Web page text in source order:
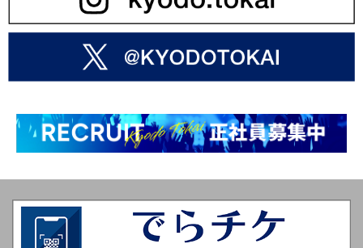
しました！
2026年6月5日
布施明 AKIRA FUSE LIVE TOUR 2026-2027 愛知公演の情
報をアップしました！
布袋寅泰 HOTEI the LIVE 2026 “45th Celebration GIGS”
STAY WILD TOUR 愛知公演の情報をアップしました！
しました！
2026年5月26日